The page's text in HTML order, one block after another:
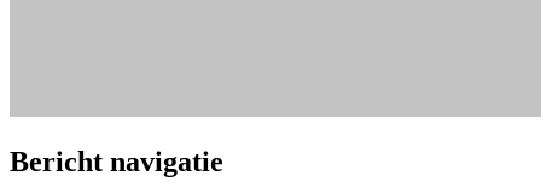
Bericht navigatie